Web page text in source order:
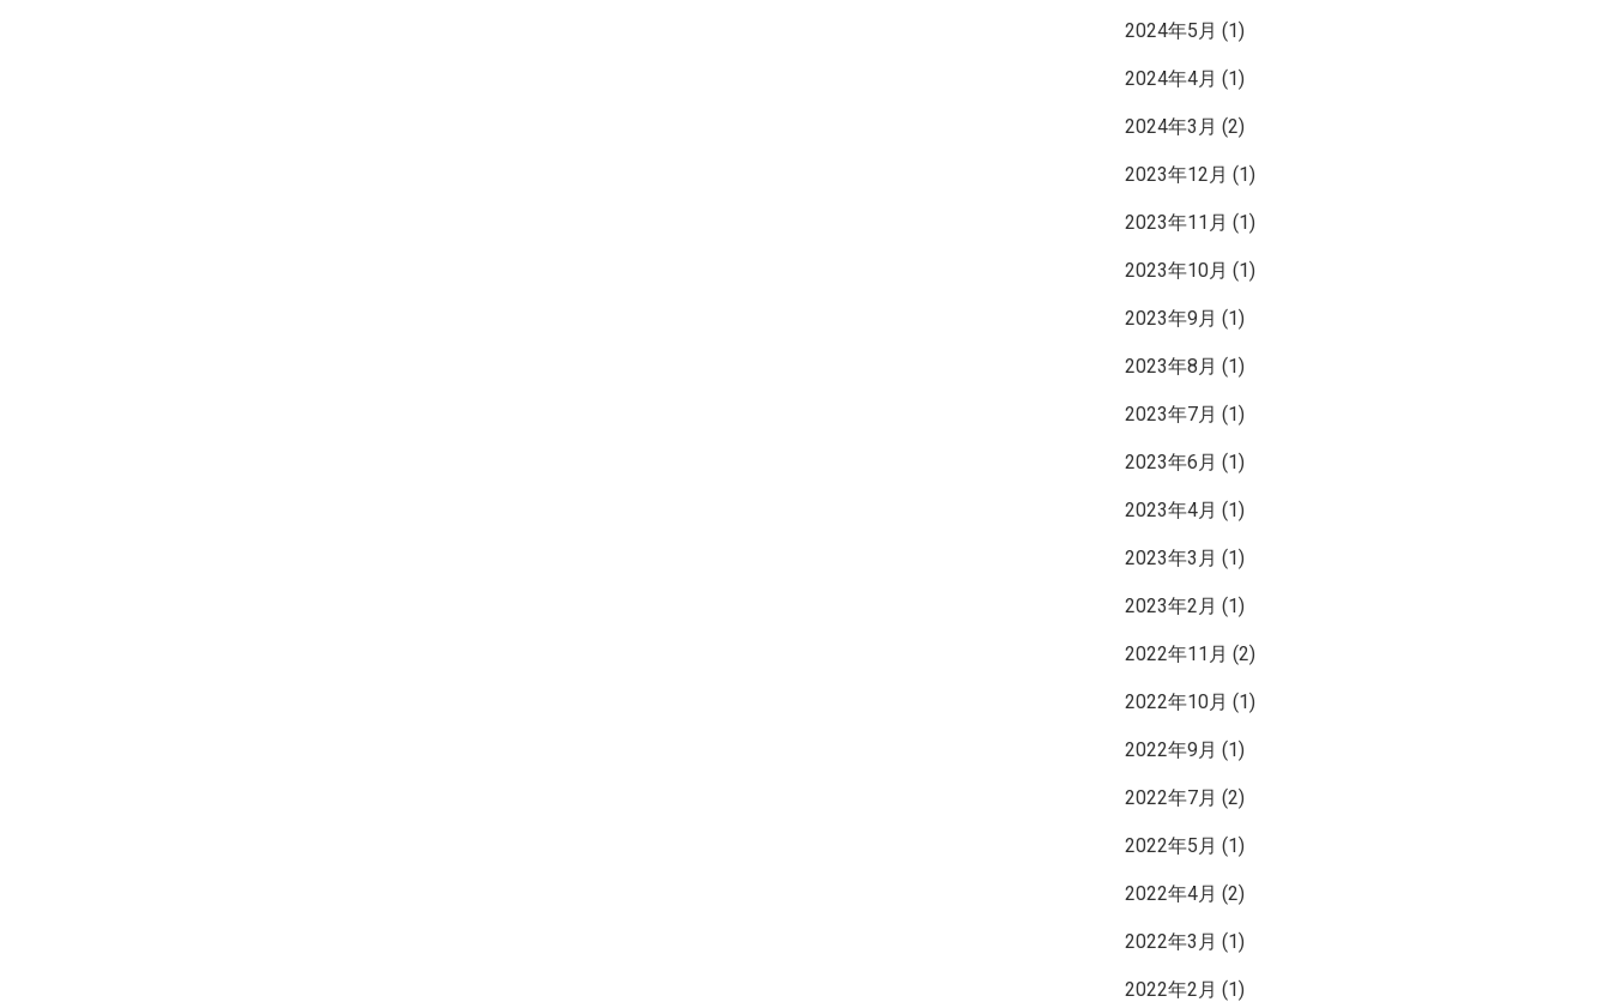
2024年5月 (1)
2024年4月 (1)
2024年3月 (2)
2023年12月 (1)
2023年11月 (1)
2023年10月 (1)
2023年9月 (1)
2023年8月 (1)
2023年7月 (1)
2023年6月 (1)
2023年4月 (1)
2023年3月 (1)
2023年2月 (1)
2022年11月 (2)
2022年10月 (1)
2022年9月 (1)
2022年7月 (2)
2022年5月 (1)
2022年4月 (2)
2022年3月 (1)
2022年2月 (1)